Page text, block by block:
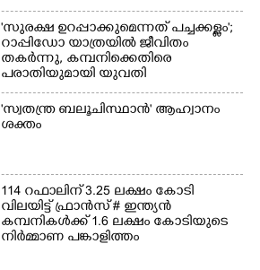
'സുരക്ഷ ഉറപ്പാക്കുമെന്നത് പച്ചക്കള്ളം';
റാപ്പിഡോ യാത്രയിൽ ജീവിതം
തകർന്നു, കമ്പനിക്കെതിരെ
പരാതിയുമായി യുവതി
'സ്വതന്ത്ര ബലൂചിസ്ഥാൻ' ആഹ്വാനം
ശക്തം
114 റഫാലിന് 3.25 ലക്ഷം കോടി
വിലയിട്ട് ഫ്രാൻസ് # ഇന്ത്യൻ
കമ്പനികൾക്ക് 1.6 ലക്ഷം കോടിയുടെ
നിർമ്മാണ പങ്കാളിത്തം